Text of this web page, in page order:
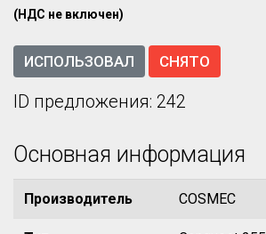
(НДС не включен)
ИСПОЛЬЗОВАЛ СНЯТО
ID предложения: 242
Основная информация
Производитель COSMEC